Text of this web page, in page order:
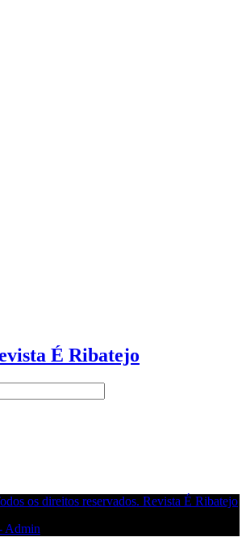
É Ribatejo
os direitos reservados. Revista É Ribatejo
Admin